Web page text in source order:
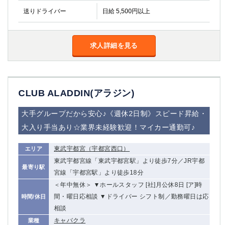
送りドライバー 日給 5,500円以上
求人詳細を見る
CLUB ALADDIN(アラジン)
大手グループだから安心♪《週休2日制》スピード昇給・
大入り手当あり☆業界未経験歓迎！マイカー通勤可♪
エリア 東武宇都宮（宇都宮西口）
最寄り駅
東武宇都宮線「東武宇都宮駅」より徒歩7分／JR宇都
宮線「宇都宮駅」より徒歩18分
時間/休日
＜年中無休＞ ▼ホールスタッフ [社]月公休8日 [ア]時
間・曜日応相談 ▼ドライバー シフト制／勤務曜日は応
相談
業種 キャバクラ
埼玉県
南越谷
川越
草加
南浦和
春日部
川口
蕨
千葉県
船橋
津田沼
成田
千葉
西船橋
柏（東口）
茂原